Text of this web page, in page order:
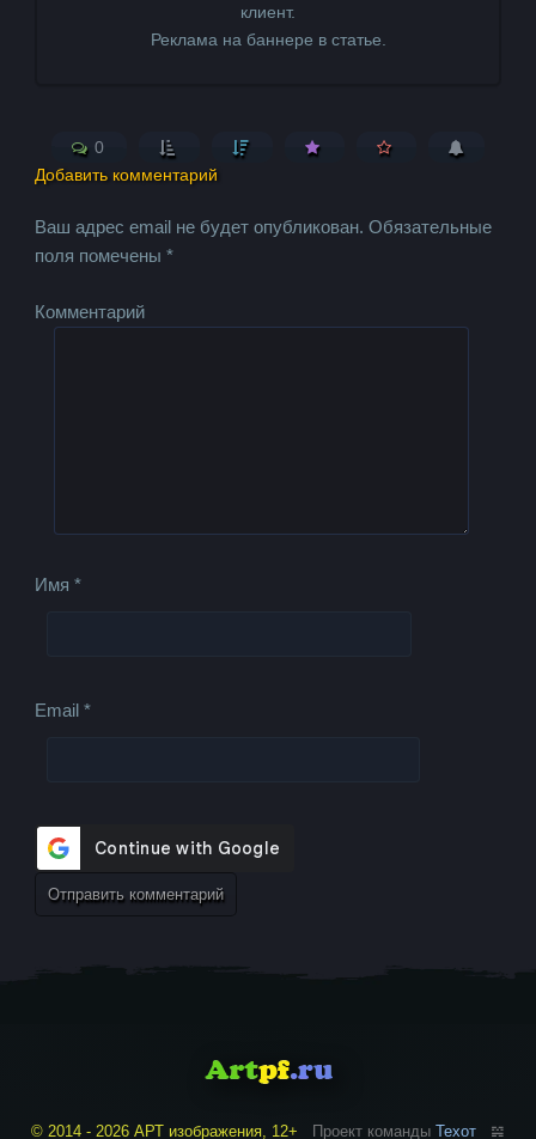
клиент.
Реклама на баннере в статье.
0
Добавить комментарий
Ваш адрес email не будет опубликован. Обязательные
поля помечены*
Комментарий
Имя*
Email*
© 2014 - 2026 АРТ изображения, 12+ Проект команды Техот 𝌴